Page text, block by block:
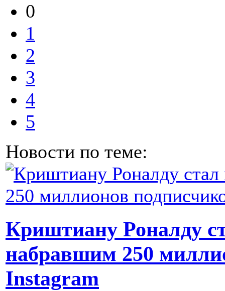
0
1
2
3
4
5
Новости по теме:
Криштиану Роналду
набравшим 250
Instagram